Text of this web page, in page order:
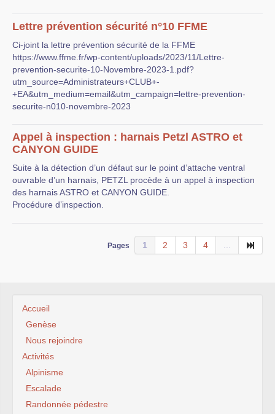
Lettre prévention sécurité n°10 FFME
Ci-joint la lettre prévention sécurité de la FFME
https://www.ffme.fr/wp-content/uploads/2023/11/Lettre-
prevention-securite-10-Novembre-2023-1.pdf?
utm_source=Administrateurs+CLUB+-
+EA&utm_medium=email&utm_campaign=lettre-prevention-
securite-n010-novembre-2023
Appel à inspection : harnais Petzl ASTRO et
CANYON GUIDE
Suite à la détection d’un défaut sur le point d’attache ventral
ouvrable d’un harnais, PETZL procède à un appel à inspection
des harnais ASTRO et CANYON GUIDE.
Procédure d’inspection.
Pages 1 2 3 4
Accueil
Genèse
Nous rejoindre
Activités
Alpinisme
Escalade
Randonnée pédestre